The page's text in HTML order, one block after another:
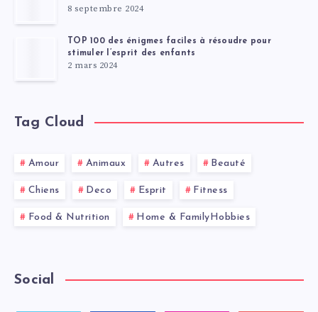
8 septembre 2024
TOP 100 des énigmes faciles à résoudre pour
stimuler l’esprit des enfants
2 mars 2024
Tag Cloud
Amour Animaux Autres Beauté
Chiens Deco Esprit Fitness
Food & Nutrition Home & FamilyHobbies
Social